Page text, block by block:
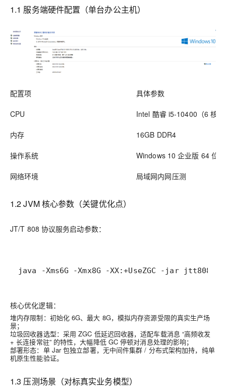
1.1 服务端硬件配置（单台办公主机）
配置项 具体参数
CPU Intel 酷睿 i5-10400（6 核
内存 16GB DDR4
操作系统 Windows 10 企业版 64 位
网络环境 局域网内网压测
1.2 JVM 核心参数（关键优化点）
JT/T 808 协议服务启动参数：
java -Xms6G -Xmx8G -XX:+UseZGC -jar
核心优化逻辑：
堆内存限制：初始化 6G、最大 8G，模拟内存资源受限的真实生产场
景；
垃圾回收器选型：采用 ZGC 低延迟回收器，适配车载消息 “高频收发
+ 长连接常驻” 的特性，大幅降低 GC 停顿对消息处理的影响；
部署形态：单 Jar 包独立部署，无中间件集群 / 分布式架构加持，纯单
机原生性能验证。
1.3 压测场景（对标真实业务模型）